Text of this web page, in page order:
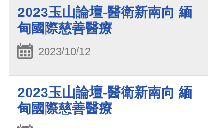
2023玉山論壇-醫衛新南向 緬
甸國際慈善醫療
2023/10/12
2023玉山論壇-醫衛新南向 緬
甸國際慈善醫療